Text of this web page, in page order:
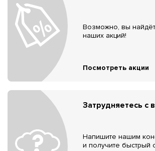
Возможно, вы
наших акций!
Посмотреть акции
Затрудняетесь с
Напишите нашим
и получите быстрый